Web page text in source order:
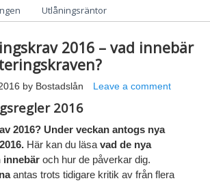
Utlåningsräntor
2016 – vad innebär
by Bostadslån Leave a comment
2016
2016? Under veckan antogs nya
Här kan du läsa vad de nya
innebär och hur de påverkar dig.
antas trots tidigare kritik av från flera